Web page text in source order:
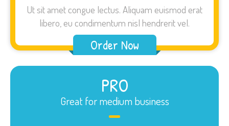
Ut sit amet congue lectus. Aliquam euismod erat
libero, eu condimentum nisl hendrerit vel.
Order Now
PRO
Great for medium business